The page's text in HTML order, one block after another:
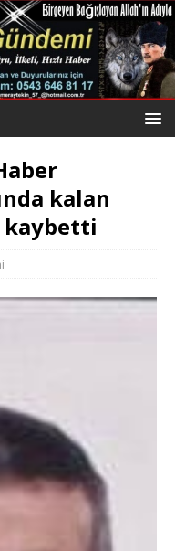
kalan
kaybetti